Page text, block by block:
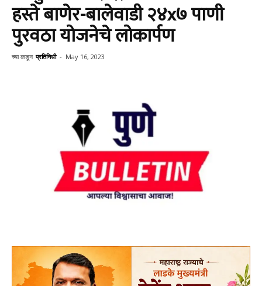
हस्ते बाणेर-बालेवाडी २४x७ पाणी
पुरवठा योजनेचे लोकार्पण
च्या कडून प्रतिनिधी - May 16, 2023